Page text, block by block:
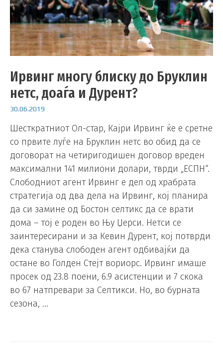
Ирвинг многу блиску до Бруклин
нетс, доаѓа и Дурент?
30.06.2019
Шесткратниот Ол-стар, Кајри Ирвинг ќе е сретне
со првите луѓе на Бруклин нетс во обид да се
договорат на четиригодишен договор вреден
максимални 141 милиони долари, тврди „ЕСПН“.
Слободниот агент Ирвинг е дел од храбрата
стратегија од два дела на Ирвинг, кој планира
да си замине од Бостон селтикс да се врати
дома – тој е роден во Њу Џерси. Нетси се
заинтересирани и за Кевин Дурент, кој потврди
дека станува слободен агент одбивајќи да
остане во Голден Стејт вориорс. Ирвинг имаше
просек од 23.8 поени, 6.9 асистенции и 7 скока
во 67 натпревари за Селтикси. Но, во бурната
сезона, …